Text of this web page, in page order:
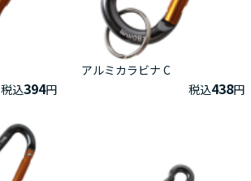
税込394円
アルミカラビナ C
税込438円